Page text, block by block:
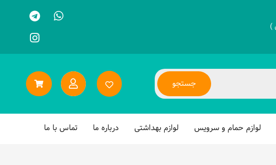
جستجو
لوازم حمام و سرویس لوازم بهداشتی درباره ما تماس با ما